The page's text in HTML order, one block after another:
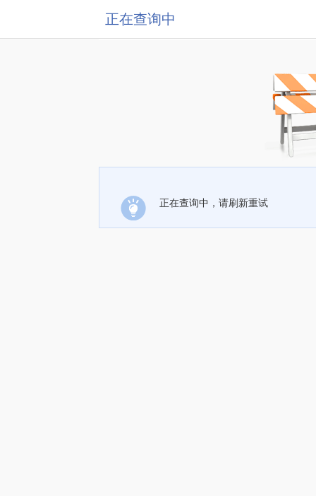
正在查询中
正在查询中，请刷新重试